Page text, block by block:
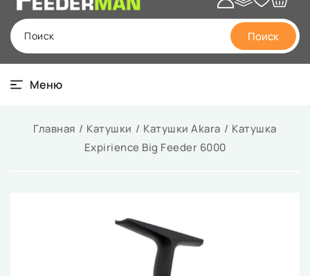
Поиск Поиск
Меню
Главная Катушки Катушки Akara
Катушка
Expirience Big Feeder 6000